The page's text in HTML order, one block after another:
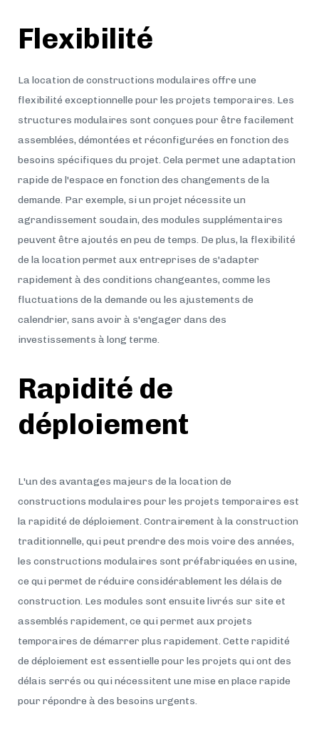
​Flexibilité
La location de constructions modulaires offre une
flexibilité exceptionnelle pour les projets temporaires. Les
structures modulaires sont conçues pour être facilement
assemblées, démontées et réconfigurées en fonction des
besoins spécifiques du projet. Cela permet une adaptation
rapide de l'espace en fonction des changements de la
demande. Par exemple, si un projet nécessite un
agrandissement soudain, des modules supplémentaires
peuvent être ajoutés en peu de temps. De plus, la flexibilité
de la location permet aux entreprises de s'adapter
rapidement à des conditions changeantes, comme les
fluctuations de la demande ou les ajustements de
calendrier, sans avoir à s'engager dans des
investissements à long terme.
Rapidité de
déploiement
L'un des avantages majeurs de la location de
constructions modulaires pour les projets temporaires est
la rapidité de déploiement. Contrairement à la construction
traditionnelle, qui peut prendre des mois voire des années,
les constructions modulaires sont préfabriquées en usine,
ce qui permet de réduire considérablement les délais de
construction. Les modules sont ensuite livrés sur site et
assemblés rapidement, ce qui permet aux projets
temporaires de démarrer plus rapidement. Cette rapidité
de déploiement est essentielle pour les projets qui ont des
délais serrés ou qui nécessitent une mise en place rapide
pour répondre à des besoins urgents.